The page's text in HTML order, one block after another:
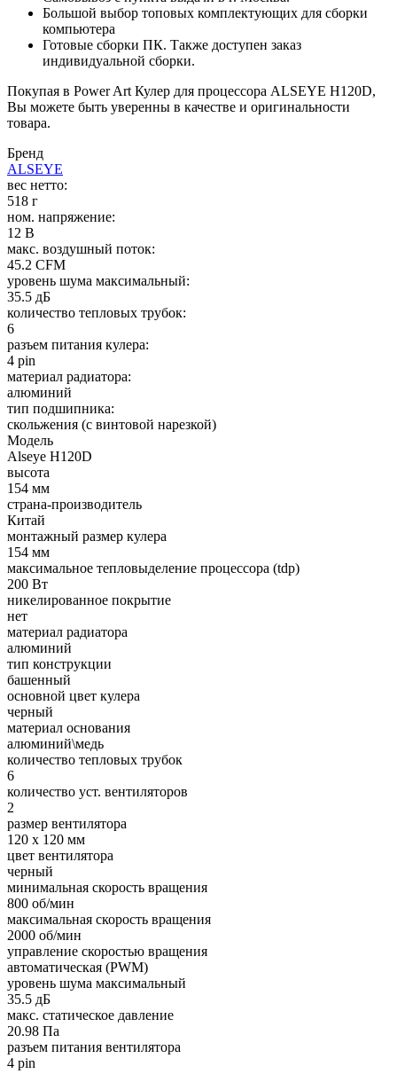
Большой выбор топовых комплектующих для сборки
компьютера
Готовые сборки ПК. Также доступен заказ
индивидуальной сборки.
Покупая в Power Art Кулер для процессора ALSEYE H120D,
Вы можете быть уверенны в качестве и оригинальности
товара.
Бренд
ALSEYE
вес нетто:
518 г
ном. напряжение:
12 В
макс. воздушный поток:
45.2 CFM
уровень шума максимальный:
35.5 дБ
количество тепловых трубок:
6
разъем питания кулера:
4 pin
материал радиатора:
алюминий
тип подшипника:
скольжения (с винтовой нарезкой)
Модель
Alseye H120D
высота
154 мм
страна-производитель
Китай
монтажный размер кулера
154 мм
максимальное тепловыделение процессора (tdp)
200 Вт
никелированное покрытие
нет
материал радиатора
алюминий
тип конструкции
башенный
основной цвет кулера
черный
материал основания
алюминий\медь
количество тепловых трубок
6
количество уст. вентиляторов
2
размер вентилятора
120 x 120 мм
цвет вентилятора
черный
минимальная скорость вращения
800 об/мин
максимальная скорость вращения
2000 об/мин
управление скоростью вращения
автоматическая (PWM)
уровень шума максимальный
35.5 дБ
макс. статическое давление
20.98 Па
разъем питания вентилятора
4 pin